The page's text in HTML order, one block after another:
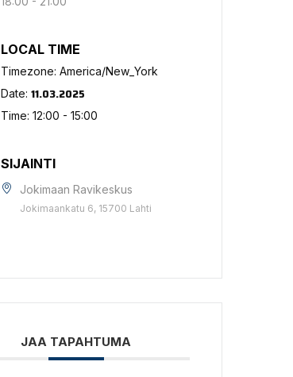
LOCAL TIME
Timezone:America/New_York
Date:11.03.2025
Time:12:00 - 15:00
SIJAINTI
Jokimaan Ravikeskus
Jokimaankatu 6, 15700 Lahti
JAA TAPAHTUMA